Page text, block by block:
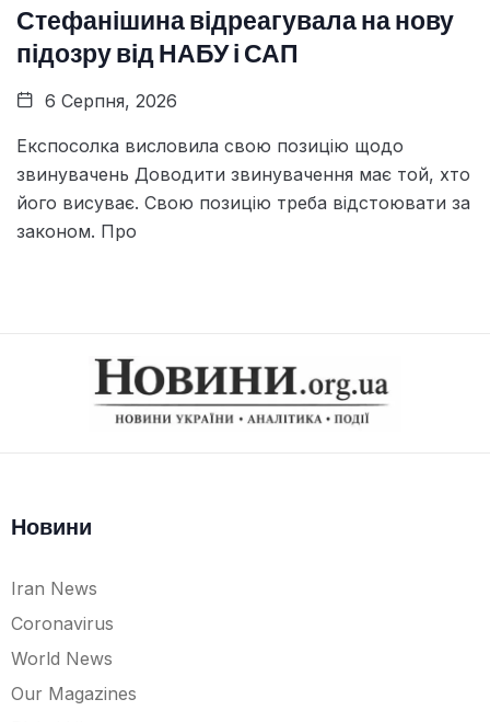
Стефанішина відреагувала на нову
підозру від НАБУ і САП
6 Серпня, 2026
Експосолка висловила свою позицію щодо
звинувачень Доводити звинувачення має той, хто
його висуває. Свою позицію треба відстоювати за
законом. Про
Новини
Iran News
Coronavirus
World News
Our Magazines